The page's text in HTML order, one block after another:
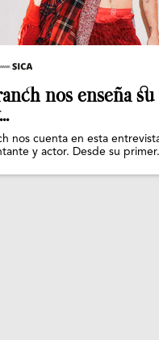
nos enseña su
nos cuenta en esta
y actor. Desde su